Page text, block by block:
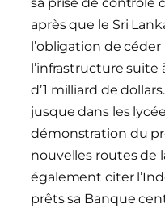
après que le Sri
l’obligation de
l’infrastructure
d’1 milliard de
jusque dans les
démonstration du
nouvelles routes de
également citer
prêts sa Banque